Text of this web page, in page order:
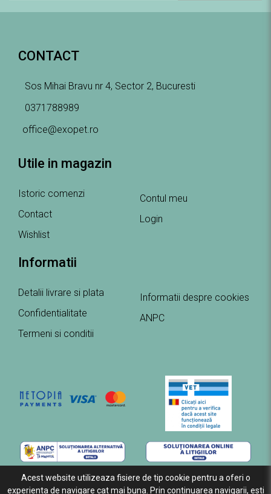
Acest website utilizeaza fisiere de tip cookie pentru a oferi o
experienta de navigare cat mai buna. Prin continuarea navigarii, esti
CONTACT
Sos Mihai Bravu nr 4, Sector 2, Bucuresti
0371788989
office@exopet.ro
Utile in magazin
Istoric comenzi
Contact
Wishlist
Contul meu
Login
Informatii
Detalii livrare si plata
Confidentialitate
Termeni si conditii
Informatii despre cookies
ANPC